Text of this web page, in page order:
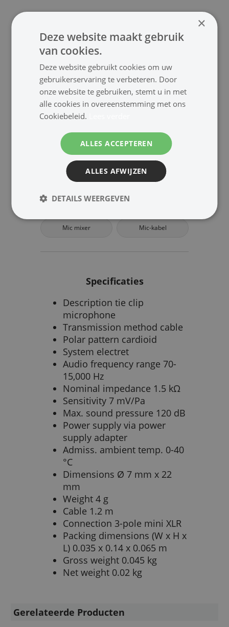
accessoires
Dasspeld
Headband
Draadloos
Overhead Tafelmic
Zwanenhals Camera-mic
Grensvlak Standaard
Accessoires
Mic mixer Mic-kabel
Specificaties
Description tie clip
microphone
Transmission method cable
Polar pattern cardioid
System electret
Audio frequency range 70-
15,000 Hz
Nominal impedance 1.5 kΩ
Sensitivity 7 mV/Pa
Max. sound pressure 120 dB
Power supply via power
supply adapter
Admiss. ambient temp. 0-40
°C
Dimensions Ø 7 mm x 22
mm
Weight 4 g
Cable 1.2 m
Connection 3-pole mini XLR
Packing dimensions (W x H x
L) 0.035 x 0.14 x 0.065 m
Gross weight 0.045 kg
Net weight 0.02 kg
Gerelateerde Producten
×
Deze website maakt gebruik
van cookies.
Deze website gebruikt cookies om uw
gebruikerservaring te verbeteren. Door
onze website te gebruiken, stemt u in met
alle cookies in overeenstemming met ons
Cookiebeleid.
ALLES ACCEPTEREN
ALLES AFWIJZEN
DETAILS WEERGEVEN